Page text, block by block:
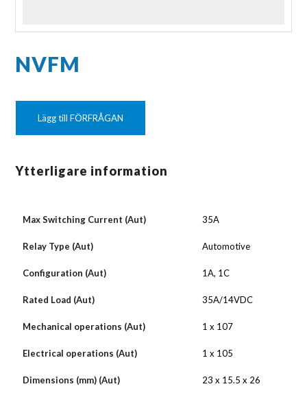
NVFM
Lägg till FÖRFRÅGAN
Ytterligare information
Max Switching Current (Aut) 35A
Relay Type (Aut) Automotive
Configuration (Aut) 1A, 1C
Rated Load (Aut) 35A/14VDC
Mechanical operations (Aut) 1 x 107
Electrical operations (Aut) 1 x 105
Dimensions (mm) (Aut) 23 x 15.5 x 26